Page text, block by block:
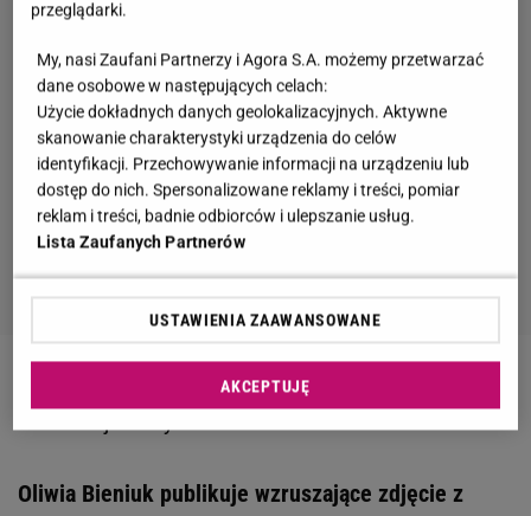
Czy Oliwia Bieniuk wzoruje się na grze
Oliwia Bieniuk publikuje wzruszające zdjęcie z
przeglądarki.
My, nasi Zaufani Partnerzy i Agora S.A. możemy przetwarzać
dane osobowe w następujących celach:
Użycie dokładnych danych geolokalizacyjnych. Aktywne
skanowanie charakterystyki urządzenia do celów
identyfikacji. Przechowywanie informacji na urządzeniu lub
dostęp do nich. Spersonalizowane reklamy i treści, pomiar
reklam i treści, badnie odbiorców i ulepszanie usług.
Lista Zaufanych Partnerów
USTAWIENIA ZAAWANSOWANE
AKCEPTUJĘ